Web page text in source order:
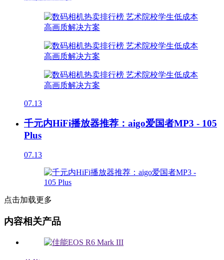
07.13
千元内HiFi播放器推荐：aigo爱国者MP3 - 105
Plus
07.13
点击加载更多
内容相关产品